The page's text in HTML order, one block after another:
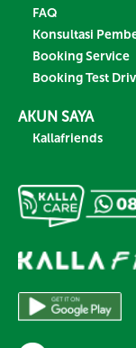
FAQ
Konsultasi
Booking Service
Booking Test
AKUN SAYA
Kallafriends